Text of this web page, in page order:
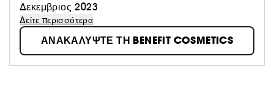
Δεκεμβριος 2023
Δείτε περισσότερα
ΑΝΑΚΑΛΥΨΤΕ ΤΗ BENEFIT COSMETICS